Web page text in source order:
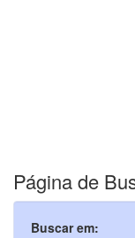
Página de
Buscar em: